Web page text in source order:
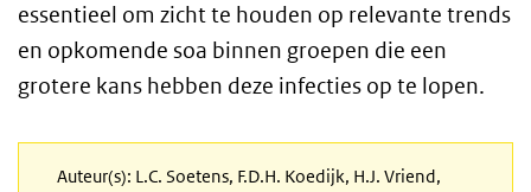
essentieel om zicht te houden op relevante trends
en opkomende soa binnen groepen die een
grotere kans hebben deze infecties op te lopen.
Auteur(s): L.C. Soetens, F.D.H. Koedijk, H.J. Vriend,